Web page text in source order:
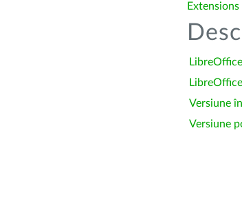
Extensions
Versiune
Versiune